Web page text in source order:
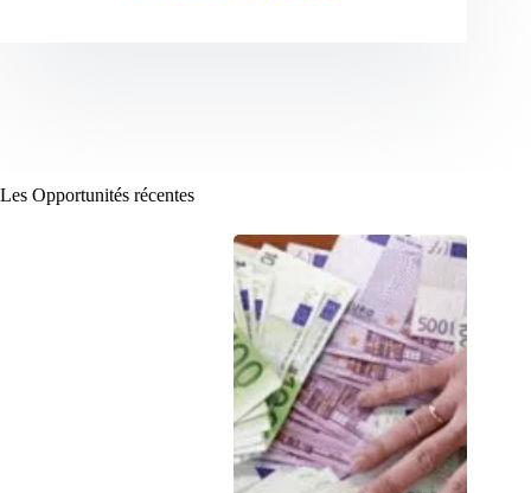
Les Opportunités récentes